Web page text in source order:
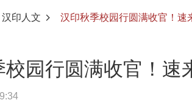
汉印人文 汉印秋季校园行圆满收官！速
园行圆满收官！速